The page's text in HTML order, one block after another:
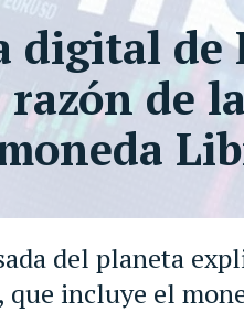
del planeta
incluye el
digital de
de